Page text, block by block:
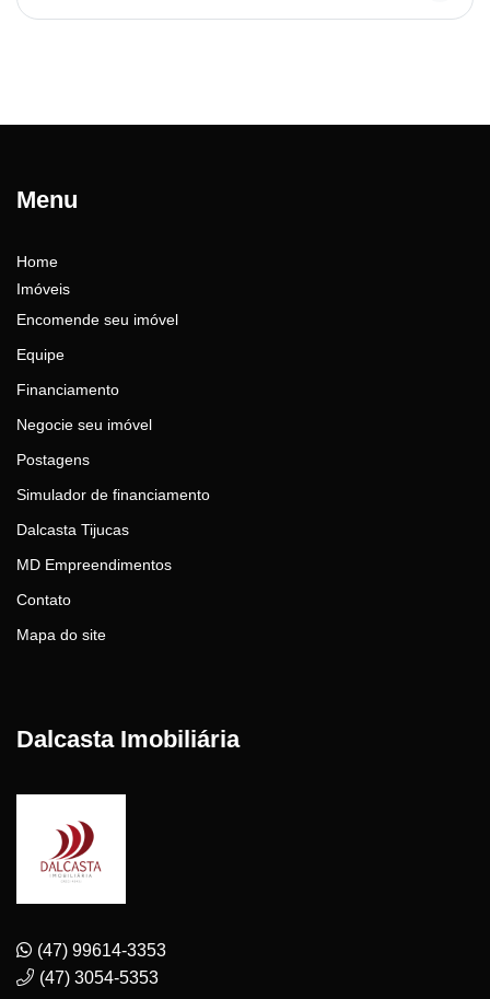
Menu
Home
Imóveis
Encomende seu imóvel
Equipe
Financiamento
Negocie seu imóvel
Postagens
Simulador de financiamento
Dalcasta Tijucas
MD Empreendimentos
Contato
Mapa do site
Dalcasta Imobiliária
(47) 99614-3353
(47) 3054-5353